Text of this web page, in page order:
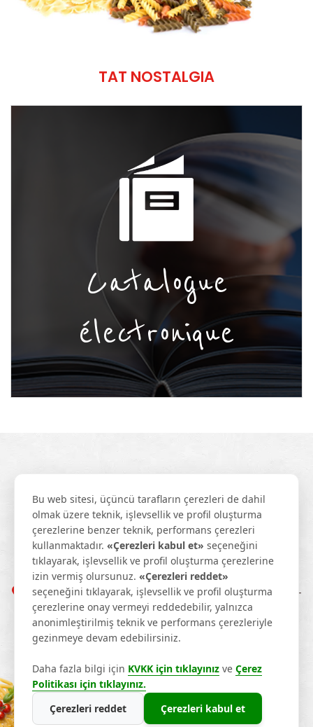
TAT NOSTALGIA
Catalogue
électronique
+90 342 337 28 40
info@tatmakarna.com
1. Organize Sanayi Bölgesi 83103 Nolu Cadde No: 8-
10, 27120 Şehitkamil/Gaziantep
T羹m Haklar覺 Sakl覺d覺r. © 2026
Bu web sitesi, üçüncü tarafların çerezleri de dahil
olmak üzere teknik, işlevsellik ve profil oluşturma
çerezlerine benzer teknik, performans çerezleri
kullanmaktadır. «Çerezleri kabul et» seçeneğini
tıklayarak, işlevsellik ve profil oluşturma çerezlerine
izin vermiş olursunuz. «Çerezleri reddet»
seçeneğini tıklayarak, işlevsellik ve profil oluşturma
çerezlerine onay vermeyi reddedebilir, yalnızca
anonimleştirilmiş teknik ve performans çerezleriyle
gezinmeye devam edebilirsiniz.
Daha fazla bilgi için KVKK için tıklayınız ve Çerez
Politikası için tıklayınız.
Çerezleri reddet
Çerezleri kabul et